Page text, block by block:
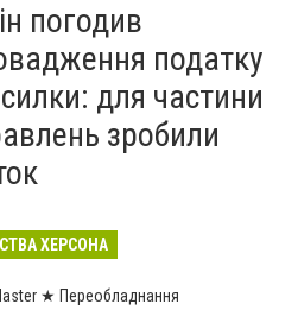
погодив
податку
для частини
зробили
ХЕРСОНА
★ Переобладнання